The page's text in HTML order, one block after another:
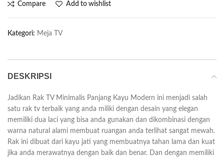
Compare Add to wishlist
Kategori: Meja TV
DESKRIPSI
Jadikan Rak TV Minimalis Panjang Kayu Modern ini menjadi salah
satu rak tv terbaik yang anda miliki dengan desain yang elegan
memiliki dua laci yang bisa anda gunakan dan dikombinasi dengan
warna natural alami membuat ruangan anda terlihat sangat mewah.
Rak ini dibuat dari kayu jati yang membuatnya tahan lama dan kuat
jika anda merawatnya dengan baik dan benar. Dan dengan memiliki